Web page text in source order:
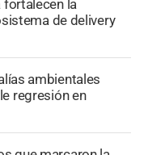
fortalecen la
de delivery
ambientales
regresión en